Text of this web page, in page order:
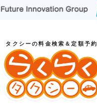
タクシーの料金検索＆定額予約